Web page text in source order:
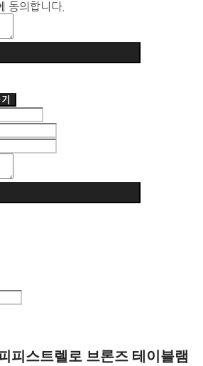
동의합니다.
피스트렐로 브론즈 테이블램